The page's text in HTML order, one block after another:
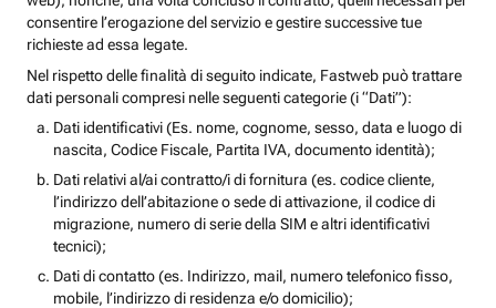
consentire l’erogazione del servizio e gestire successive tue
richieste ad essa legate.
Nel rispetto delle finalità di seguito indicate, Fastweb può trattare
dati personali compresi nelle seguenti categorie (i “Dati”):
Dati identificativi (Es. nome, cognome, sesso, data e luogo di
nascita, Codice Fiscale, Partita IVA, documento identità);
Dati relativi al/ai contratto/i di fornitura (es. codice cliente,
l’indirizzo dell’abitazione o sede di attivazione, il codice di
migrazione, numero di serie della SIM e altri identificativi
tecnici);
Dati di contatto (es. Indirizzo, mail, numero telefonico fisso,
mobile, l’indirizzo di residenza e/o domicilio);